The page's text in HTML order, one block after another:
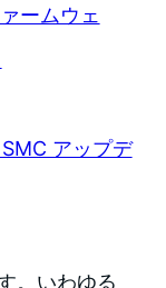
ームウェ
アップデ
。いわゆる